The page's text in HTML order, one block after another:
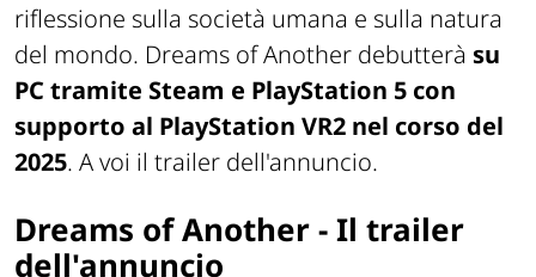
riflessione sulla società umana e sulla natura
del mondo. Dreams of Another debutterà su
PC tramite Steam e PlayStation 5 con
supporto al PlayStation VR2 nel corso del
2025. A voi il trailer dell'annuncio.
Dreams of Another - Il trailer
dell'annuncio